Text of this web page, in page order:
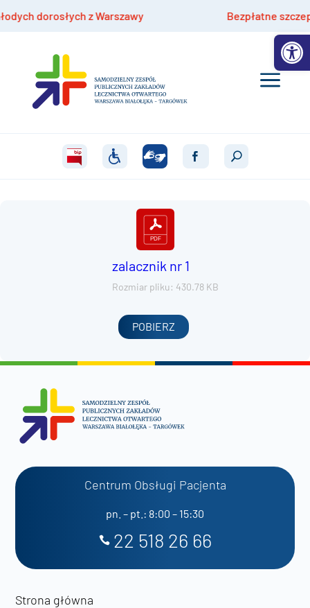
dorosłych z Warszawy Bezpłatne
zalacznik nr 1
Rozmiar pliku: 430.78 KB
POBIERZ
Centrum Obsługi Pacjenta
pn. – pt.: 8:00 – 15:30
22 518 26 66
Strona główna